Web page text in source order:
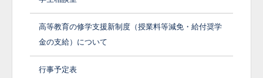
高等教育の修学支援新制度（授業料等減免・給付奨学
金の支給）について
行事予定表